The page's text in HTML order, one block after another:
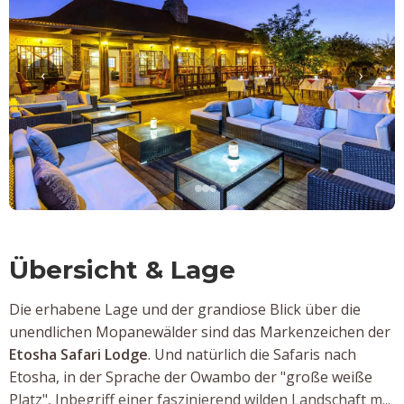
‹ ›
Übersicht & Lage
Die erhabene Lage und der grandiose Blick über die
unendlichen Mopanewälder sind das Markenzeichen der
Etosha Safari Lodge. Und natürlich die Safaris nach
Etosha, in der Sprache der Owambo der "große weiße
Platz", Inbegriff einer faszinierend wilden Landschaft m...